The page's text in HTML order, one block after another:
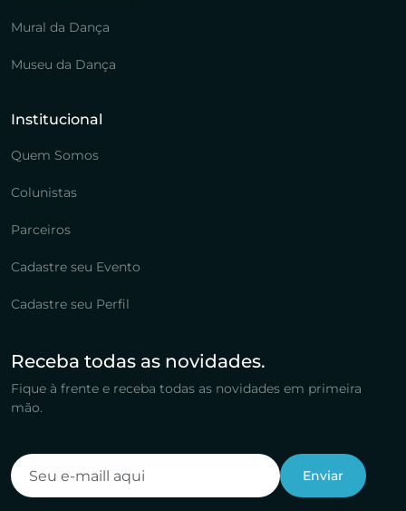
Mural da Dança
Museu da Dança
Institucional
Quem Somos
Colunistas
Parceiros
Cadastre seu Evento
Cadastre seu Perfil
Receba todas as novidades.
Fique à frente e receba todas as novidades em primeira
mão.